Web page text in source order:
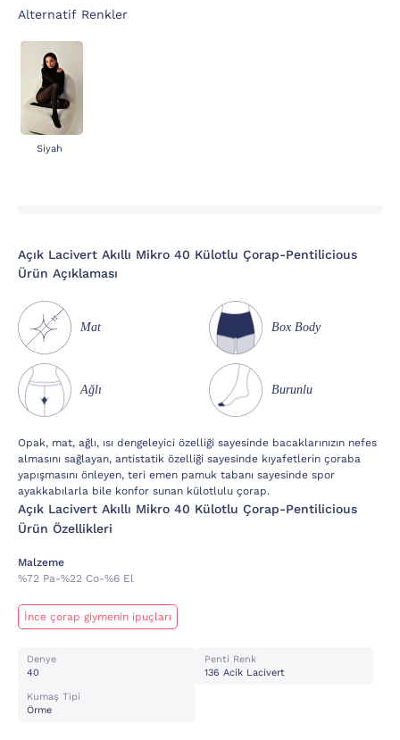
Alternatif Renkler
Siyah
Açık Lacivert Akıllı Mikro 40 Külotlu Çorap-Pentilicious
Ürün Açıklaması
Mat Box Body
Ağlı Burunlu
Opak, mat, ağlı, ısı dengeleyici özelliği sayesinde bacaklarınızın nefes
almasını sağlayan, antistatik özelliği sayesinde kıyafetlerin çoraba
yapışmasını önleyen, teri emen pamuk tabanı sayesinde spor
ayakkabılarla bile konfor sunan külotlulu çorap.
Açık Lacivert Akıllı Mikro 40 Külotlu Çorap-Pentilicious
Ürün Özellikleri
Malzeme
%72 Pa-%22 Co-%6 El
İnce çorap giymenin ipuçları
Denye
40
Penti Renk
136 Acik Lacivert
Kumaş Tipi
Örme